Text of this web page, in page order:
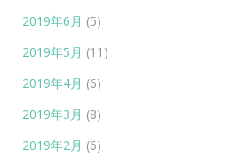
2019年6月 (5)
2019年5月 (11)
2019年4月 (6)
2019年3月 (8)
2019年2月 (6)